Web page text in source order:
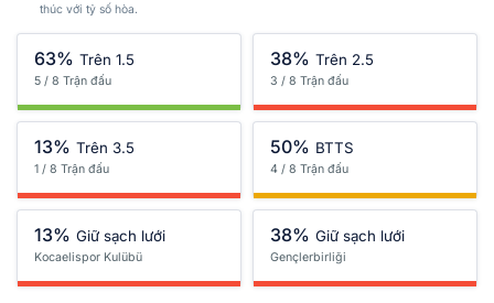
thúc với tỷ số hòa.
63% Trên 1.5
5 / 8 Trận đấu
38% Trên 2.5
3 / 8 Trận đấu
13% Trên 3.5
1 / 8 Trận đấu
50% BTTS
4 / 8 Trận đấu
13% Giữ sạch lưới
Kocaelispor Kulübü
38% Giữ sạch lưới
Gençlerbirliği